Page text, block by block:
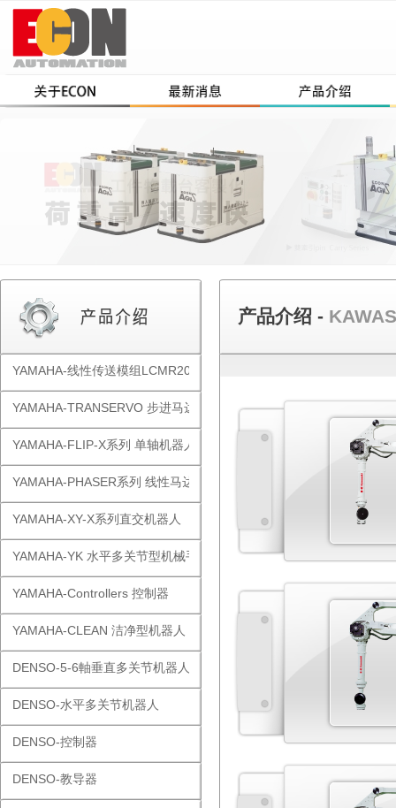
YAMAHA-线性传送模组LCMR200
YAMAHA-TRANSERVO 步进马达单轴
YAMAHA-FLIP-X系列 单轴机器人
YAMAHA-PHASER系列 线性马达
YAMAHA-XY-X系列直交机器人
YAMAHA-YK 水平多关节型机械手
YAMAHA-Controllers 控制器
YAMAHA-CLEAN 洁净型机器人
DENSO-5-6軸垂直多关节机器人
DENSO-水平多关节机器人
DENSO-控制器
DENSO-教导器
产品介绍 -